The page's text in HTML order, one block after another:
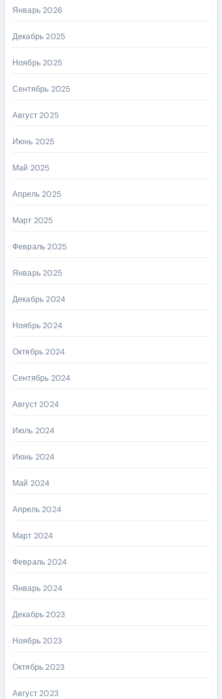
Январь 2026
Декабрь 2025
Ноябрь 2025
Сентябрь 2025
Август 2025
Июнь 2025
Май 2025
Апрель 2025
Март 2025
Февраль 2025
Январь 2025
Декабрь 2024
Ноябрь 2024
Октябрь 2024
Сентябрь 2024
Август 2024
Июль 2024
Июнь 2024
Май 2024
Апрель 2024
Март 2024
Февраль 2024
Январь 2024
Декабрь 2023
Ноябрь 2023
Октябрь 2023
Август 2023